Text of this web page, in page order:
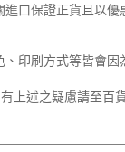
口保證正貨且以
印刷方式等皆會
上述之疑慮請至百